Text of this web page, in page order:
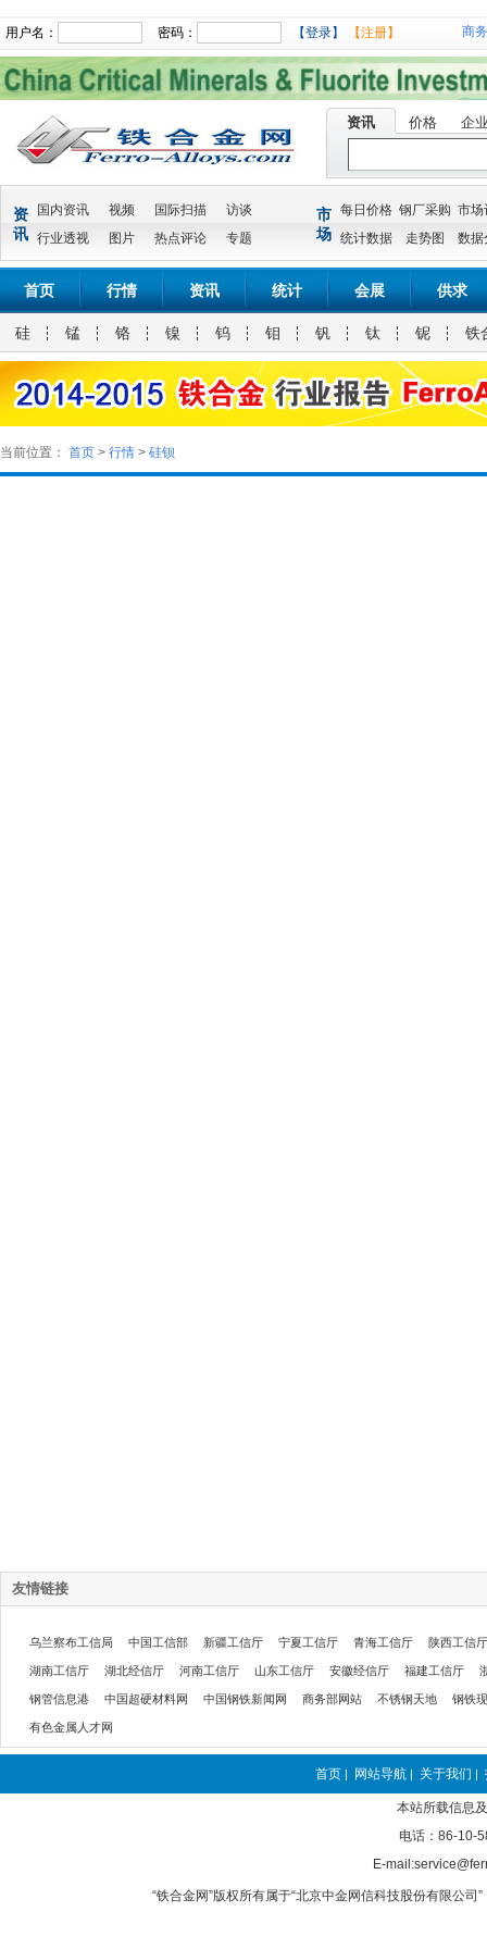
用户名： 密码： 【登录】 【注册】 商
资讯 价格 企
资
讯
国内资讯 视频 国际扫描
访谈
行业透视
图片 热点评论 专题
市
场
每日价格 钢厂采购 市场
统计数据
走势图 数据
首页 行情 资讯 统计 会展 供求
硅 锰 铬 镍 钨 钼 钒 钛 铌 铁
当前位置： 首页 > 行情 > 硅钡
友情链接
乌兰察布工信局 中国工信部 新疆工信厅 宁夏工信厅 青海工信厅 陕西工信厅
湖南工信厅 湖北经信厅 河南工信厅 山东工信厅 安徽经信厅 福建工信厅
钢管信息港 中国超硬材料网 中国钢铁新闻网 商务部网站 不锈钢天地 钢铁
有色金属人才网
首页 | 网站导航 | 关于我们 |
本站所载信息
电话：86-10-
E-
“铁合金网”版权所有属于“北京中金网信科技股份有限公司